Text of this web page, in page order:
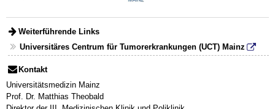
Weiterführende Links
Universitäres Centrum für Tumorerkrankungen (UCT) Mainz
Kontakt
Universitätsmedizin Mainz
Prof. Dr. Matthias Theobald